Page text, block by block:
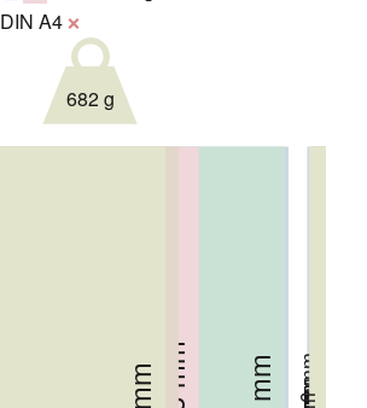
DIN A4 ❌
5.6 mm
682 g